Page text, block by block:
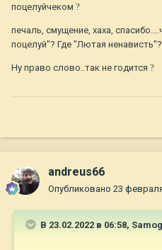
поцелуйчеком ?
печаль, смущение, хаха,
поцелуй"? Где "Лютая
Ну право слово..так не годится ?
andreus66
Опубликовано 23
В 23.02.2022 в 06:58,